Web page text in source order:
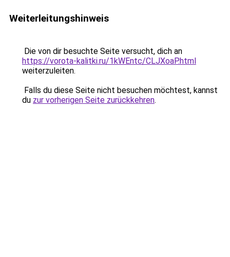
Weiterleitungshinweis
Die von dir besuchte Seite versucht, dich an
https://vorota-kalitki.ru/1kWEntc/CLJXoaP.html
weiterzuleiten.
Falls du diese Seite nicht besuchen möchtest, kannst
du zur vorherigen Seite zurückkehren.